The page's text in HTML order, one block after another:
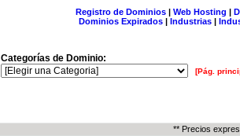
Registro de Dominios| Web Hosting |
Dominios Expirados | Industrias |
Categorías de Dominio:
[Pág.
** Precios